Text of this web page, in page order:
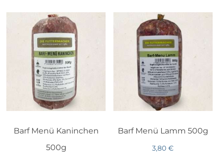
Barf Menü Kaninchen
500g
Barf Menü Lamm 500g
3,80€